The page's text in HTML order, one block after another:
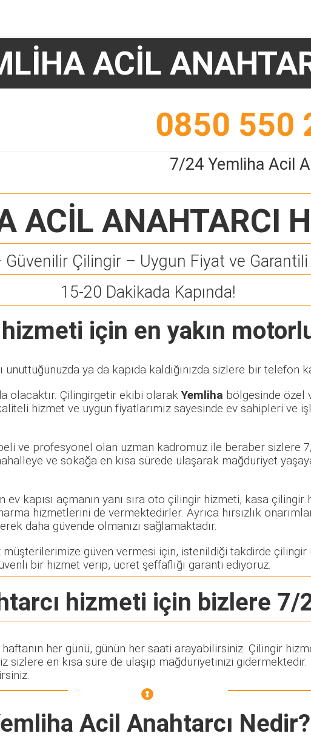
ACİL
0850 550
7/24 Yemliha Acil
ACİL ANAHTARCI
Güvenilir Çilingir – Uygun Fiyat ve
15-20 Dakikada Kapında!
hizmeti için en yakın
unuttuğunuzda ya da kapıda kaldığınızda sizlere bir telefon
olacaktır. Çilingirgetir ekibi olarakYemliha bölgesinde özel
hizmet ve uygun fiyatlarımız sayesinde ev sahipleri ve
ve profesyonel olan uzman kadromuz ile beraber sizlere
ve sokağa en kısa sürede ulaşarak mağduriyet
kapısı açmanın yanı sıra oto çilingir hizmeti, kasa çilingir
hizmetlerini de vermektedirler. Ayrıca hırsızlık
daha güvende olmanızı sağlamaktadır.
güven vermesi için, istenildiği takdirde çilingir
bir hizmet verip, ücret şeffaflığı garanti ediyoruz.
hizmeti için bizlere 7/
her günü, günün her saati arayabilirsiniz. Çilingir
en kısa süre de ulaşıp mağduriyetinizi
Acil Anahtarcı Nedir?